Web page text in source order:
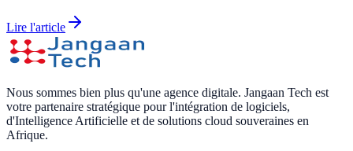
Lire l'article
Nous sommes bien plus qu'une agence digitale. Jangaan Tech est
votre partenaire stratégique pour l'intégration de logiciels,
d'Intelligence Artificielle et de solutions cloud souveraines en
Afrique.